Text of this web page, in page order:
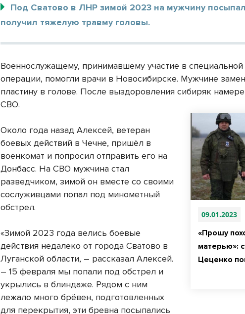
Под Сватово в ЛНР зимой 2023 на мужчину
получил тяжелую травму головы.
Военнослужащему, принимавшему участие в
операции, помогли врачи в Новосибирске. Мужчине
пластину в голове. После выздоровления сибиряк
СВО.
09.01.2023
«Прошу
матерью»:
Цеценко
Около года назад Алексей, ветеран
боевых действий в Чечне, пришёл в
военкомат и попросил отправить его на
Донбасс. На СВО мужчина стал
разведчиком, зимой он вместе со своими
сослуживцами попал под минометный
обстрел.
«Зимой 2023 года велись боевые
действия недалеко от города Сватово в
Луганской области, – рассказал Алексей.
– 15 февраля мы попали под обстрел и
укрылись в блиндаже. Рядом с ним
лежало много брёвен, подготовленных
для перекрытия, эти бревна посыпались